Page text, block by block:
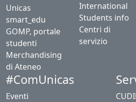
Unicas
smart_edu
GOMP, portale
studenti
Merchandising
di Ateneo
International
Students info
Centri di
servizio
#ComUnicas
Eventi